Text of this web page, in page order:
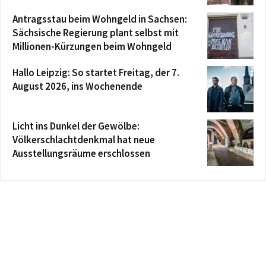
Antragsstau beim Wohngeld in Sachsen:
Sächsische Regierung plant selbst mit
Millionen-Kürzungen beim Wohngeld
Hallo Leipzig: So startet Freitag, der 7.
August 2026, ins Wochenende
Licht ins Dunkel der Gewölbe:
Völkerschlachtdenkmal hat neue
Ausstellungsräume erschlossen